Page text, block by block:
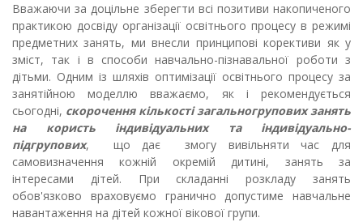
Вважаючи за доцільне зберегти всі позитиви накопиченого
практикою досвіду організації освітнього процесу в режимі
предметних занять, ми внесли принципові корективи як у
зміст, так і в способи навчально-пізнавальної роботи з
дітьми. Одним із шляхів оптимізації освітнього процесу за
занятійною моделлю вважаємо, як і рекомендується
сьогодні, скорочення кількості загальногрупових занять
на користь індивідуальних та індивідуально-
підгрупових,
що дає змогу вивільняти час для
самовизначення кожній окремій дитині, занять за
інтересами дітей. При складанні розкладу занять
обов'язково враховуємо гранично допустиме навчальне
навантаження на дітей кожної вікової групи.